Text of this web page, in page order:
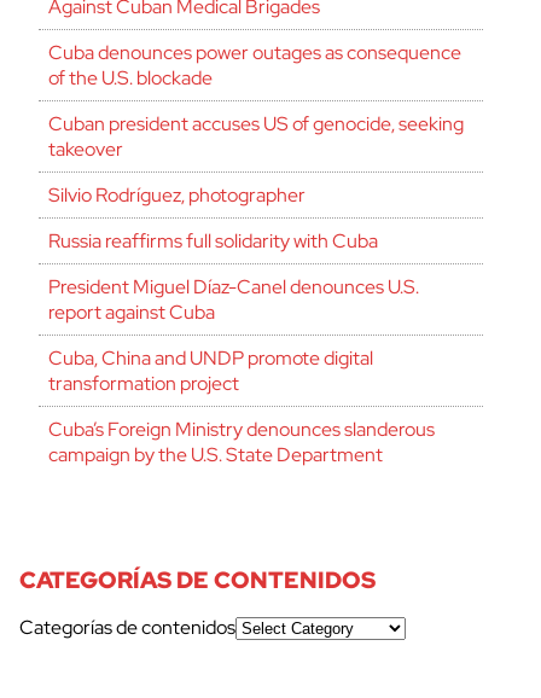
Against Cuban Medical Brigades
Cuba denounces power outages as consequence
of the U.S. blockade
Cuban president accuses US of genocide, seeking
takeover
Silvio Rodríguez, photographer
Russia reaffirms full solidarity with Cuba
President Miguel Díaz-Canel denounces U.S.
report against Cuba
Cuba, China and UNDP promote digital
transformation project
Cuba’s Foreign Ministry denounces slanderous
campaign by the U.S. State Department
CATEGORÍAS DE CONTENIDOS
Categorías de contenidos